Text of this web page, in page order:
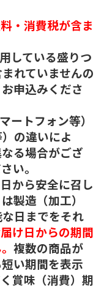
・消費税が含ま
している盛りつ
れていませんの
申込みくださ
ートフォン等）
の違いによ
る場合がござ
い。
から安全に召し
製造（加工）
日までをそれ
け日からの期間
複数の商品が
い期間を表示
賞味（消費）期